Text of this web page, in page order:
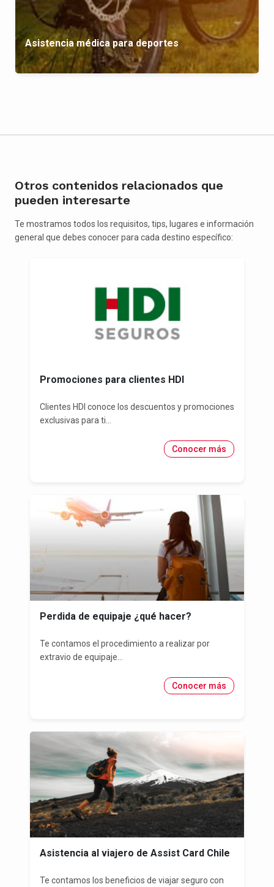
Asistencia médica para deportes
Otros contenidos relacionados que
pueden interesarte
Te mostramos todos los requisitos, tips, lugares e información
general que debes conocer para cada destino específico:
Promociones para clientes HDI
Clientes HDI conoce los descuentos y promociones
exclusivas para ti...
Conocer más
Perdida de equipaje ¿qué hacer?
Te contamos el procedimiento a realizar por
extravio de equipaje...
Conocer más
Asistencia al viajero de Assist Card Chile
Te contamos los beneficios de viajar seguro con